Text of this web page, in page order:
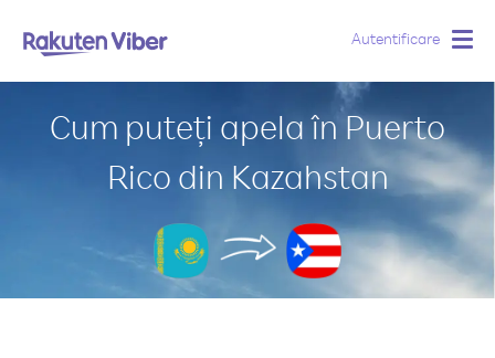
Autentificare
Cum puteți apela în Puerto
Rico din Kazahstan